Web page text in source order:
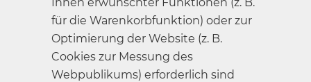
für die Warenkorbfunktion) oder zur
Optimierung der Website (z. B.
Cookies zur Messung des
Webpublikums) erforderlich sind